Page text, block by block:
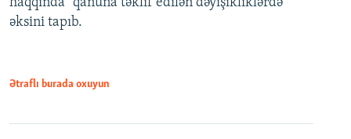
əksini tapıb.
Ətraflı burada oxuyun